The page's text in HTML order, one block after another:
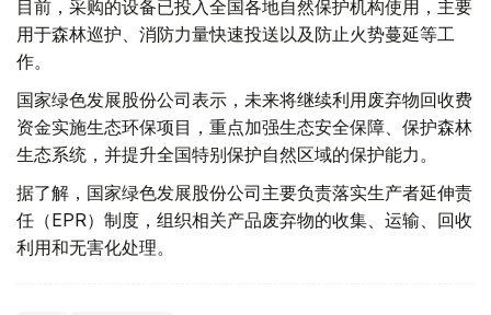
目前，采购的设备已投入全国各地自然保护机构使用，主要
用于森林巡护、消防力量快速投送以及防止火势蔓延等工
作。
国家绿色发展股份公司表示，未来将继续利用废弃物回收费
资金实施生态环保项目，重点加强生态安全保障、保护森林
生态系统，并提升全国特别保护自然区域的保护能力。
据了解，国家绿色发展股份公司主要负责落实生产者延伸责
任（EPR）制度，组织相关产品废弃物的收集、运输、回收
利用和无害化处理。